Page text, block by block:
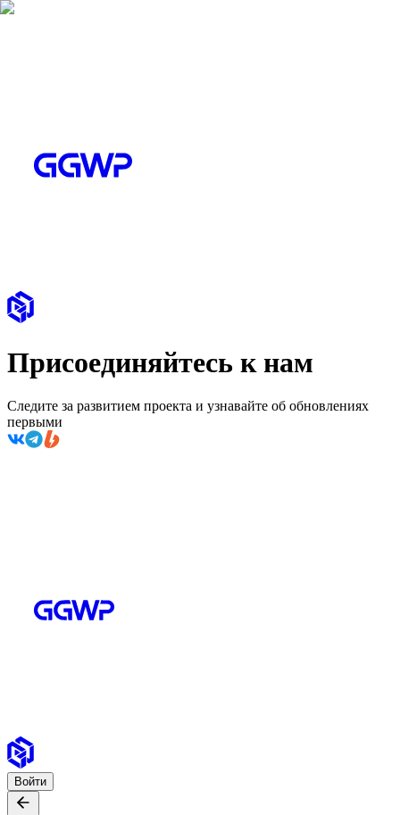
Присоединяйтесь к нам
Следите за развитием проекта и узнавайте об обновлениях
первыми
Войти